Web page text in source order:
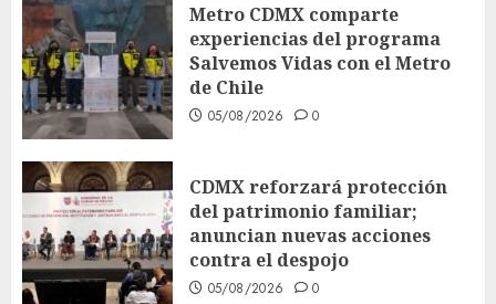
Metro CDMX comparte
experiencias del programa
Salvemos Vidas con el Metro
de Chile
05/08/2026 0
CDMX reforzará protección
del patrimonio familiar;
anuncian nuevas acciones
contra el despojo
05/08/2026 0